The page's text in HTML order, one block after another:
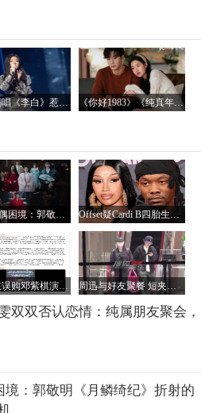
单依纯翻唱《李白》惹争议，律师：若故意侵权将面临惩罚性赔偿 《你好1983》《纯真年代的爱情》引领偶像剧怀旧新风尚
MV式古偶困境：郭敬明《月鳞绮纪》折射的行业创作危机 Offset疑Cardi B四胎生父 提出亲子鉴定申请
瘫痪女孩误购邓紫棋演唱会票，平台拒退引家庭困境 周迅与好友聚餐 短夹克配高腰裤展现随性时尚魅力
双双否认恋情：纯属朋友聚会，
境：郭敬明《月鳞绮纪》折射的